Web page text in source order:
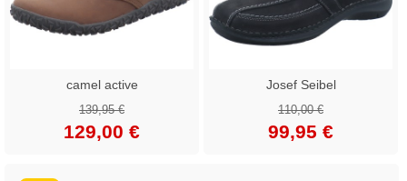
camel active
139,95 €
129,00 €
Josef Seibel
110,00 €
99,95 €